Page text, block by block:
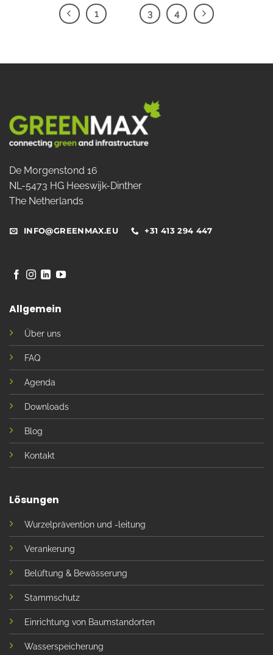
1 3 4
De Morgenstond 16
NL-5473 HG Heeswijk-Dinther
The Netherlands
INFO@GREENMAX.EU +31 413 294 447
Allgemein
Über uns
FAQ
Agenda
Downloads
Blog
Kontakt
Lösungen
Wurzelprävention und -leitung
Verankerung
Belüftung & Bewässerung
Stammschutz
Einrichtung von Baumstandorten
Wasserspeicherung